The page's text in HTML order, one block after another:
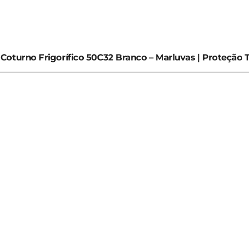
Coturno Frigorífico 50C32 Branco – Marluvas | Proteção